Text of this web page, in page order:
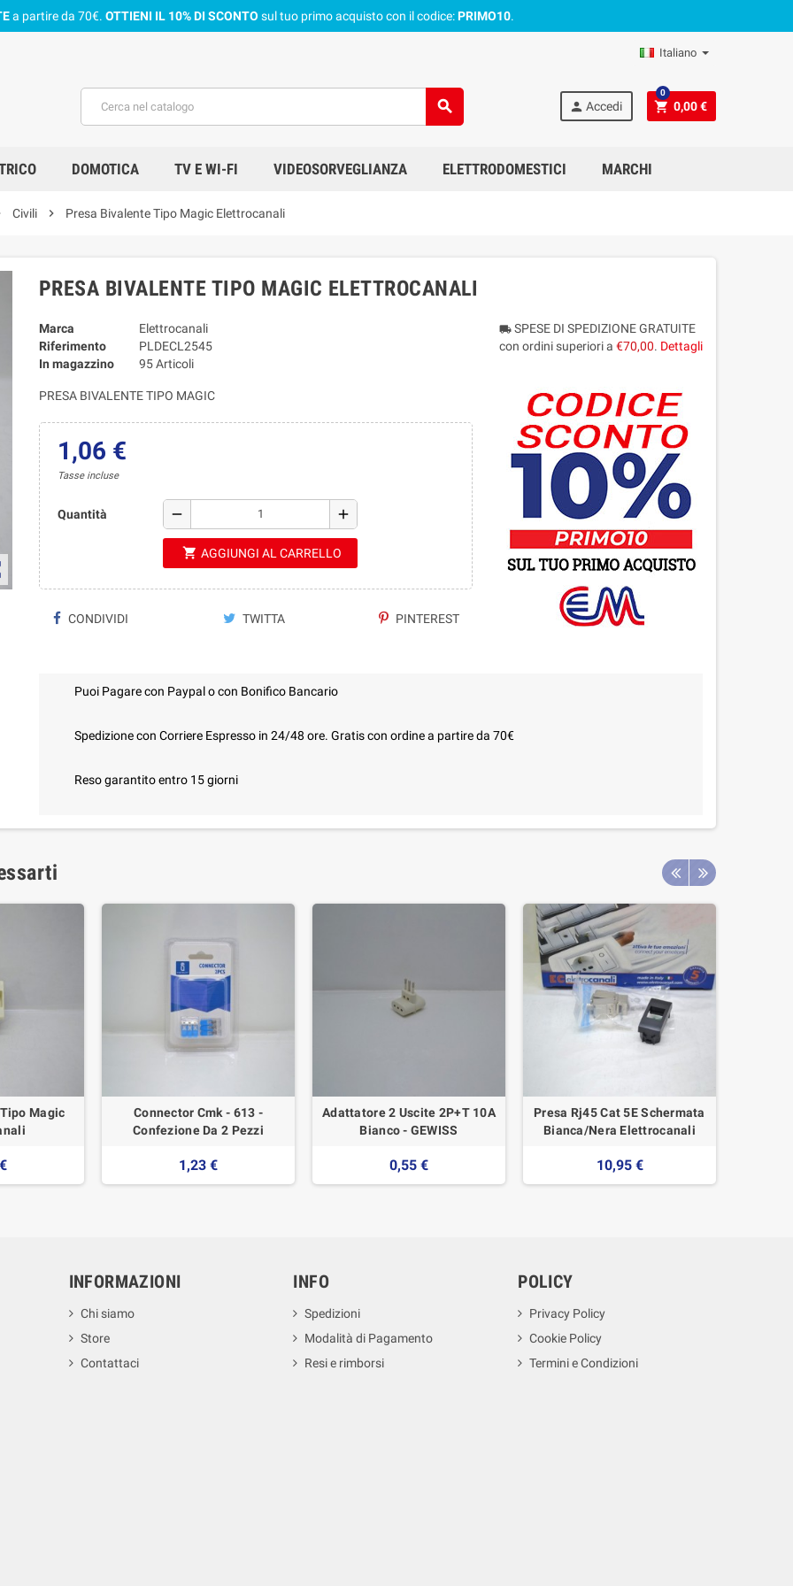
a partire da 70€. OTTIENI IL 10% DI SCONTO sul tuo primo acquisto con il codice:PRIMO10.
Italiano
search person Accedi shopping_cart 0,00 €
0
DOMOTICA TV E WI-FI VIDEOSORVEGLIANZA ELETTRODOMESTICI MARCHI
Civili chevron_right Presa Bivalente Tipo Magic Elettrocanali
PRESA BIVALENTE TIPO MAGIC ELETTROCANALI
Marca
Elettrocanali
Riferimento
PLDECL2545
In magazzino
95 Articoli
PRESA BIVALENTE TIPO MAGIC
1,06 €
Tasse incluse
Quantità remove add
shopping_cart AGGIUNGI AL CARRELLO
CONDIVIDI TWITTA PINTEREST
local_shippingSPESE DI SPEDIZIONE GRATUITE
con ordini superiori a €70,00. Dettagli
Puoi Pagare con Paypal o con Bonifico Bancario
Spedizione con Corriere Espresso in 24/48 ore. Gratis con ordine a partire da 70€
Reso garantito entro 15 giorni
Magic
Connector Cmk - 613 -
Confezione Da 2 Pezzi
1,23 €
Adattatore 2 Uscite 2P+T 10A
Bianco - GEWISS
0,55 €
Presa Rj45 Cat 5E Schermata
Bianca/Nera Elettrocanali
10,95 €
INFORMAZIONI
Chi siamo
Store
Contattaci
INFO
Spedizioni
Modalità di Pagamento
Resi e rimborsi
POLICY
Privacy Policy
Cookie Policy
Termini e Condizioni